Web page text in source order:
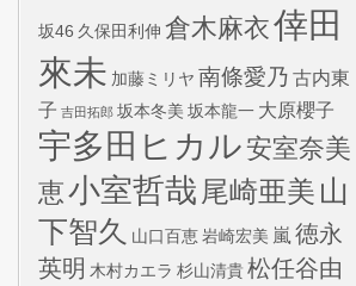
坂46 久保田利伸 倉木麻衣倖田
來未 加藤ミリヤ 南條愛乃 古内東
子 吉田拓郎 坂本冬美 坂本龍一 大原櫻子
宇多田ヒカル安室奈美
恵小室哲哉 尾崎亜美 山
下智久 山口百恵岩崎宏美 嵐 徳永
英明 木村カエラ 杉山清貴松任谷由